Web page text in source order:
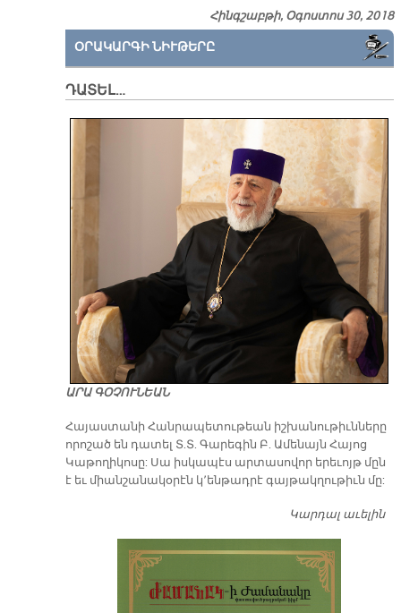
Հինգշաբթի, Օգոստոս 30, 2018
ՕՐԱԿԱՐԳԻ ՆԻՒԹԵՐԸ
ԴԱՏԵԼ…
ԱՐԱ ԳՕՉՈՒՆԵԱՆ
​Հայաստանի Հանրապետութեան իշխանութիւնները
որոշած են դատել Տ.Տ. Գարեգին Բ. Ամենայն Հայոց
Կաթողիկոսը: Սա իսկապէս արտասովոր երեւոյթ մըն
է եւ միանշանակօրէն կ՚ենթադրէ գայթակղութիւն մը:
Կարդալ աւելին